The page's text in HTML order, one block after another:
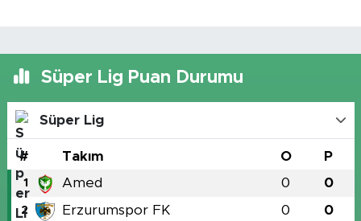
Süper Lig Puan Durumu
Süper Lig
# Takım O P
1 Amed 0 0
2 Erzurumspor FK 0 0